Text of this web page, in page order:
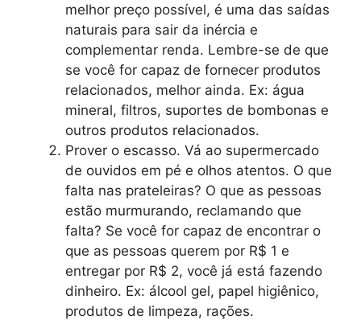
melhor preço possível, é uma das saídas
naturais para sair da inércia e
complementar renda. Lembre-se de que
se você for capaz de fornecer produtos
relacionados, melhor ainda. Ex: água
mineral, filtros, suportes de bombonas e
outros produtos relacionados.
Prover o escasso. Vá ao supermercado
de ouvidos em pé e olhos atentos. O que
falta nas prateleiras? O que as pessoas
estão murmurando, reclamando que
falta? Se você for capaz de encontrar o
que as pessoas querem por R$ 1 e
entregar por R$ 2, você já está fazendo
dinheiro. Ex: álcool gel, papel higiênico,
produtos de limpeza, rações.